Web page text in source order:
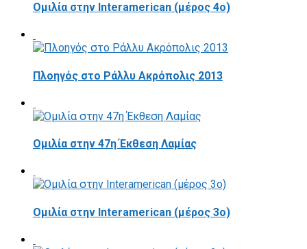
Ομιλία στην Interamerican (μέρος 4ο)
Πλοηγός στο Ράλλυ Ακρόπολις 2013
Ομιλία στην 47η Έκθεση Λαμίας
Ομιλία στην Interamerican (μέρος 3ο)